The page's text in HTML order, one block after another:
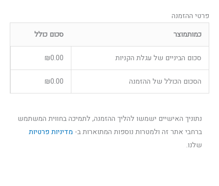
פרטי ההזמנה
מוצרכמות סכום כולל
סכום הביניים של עגלת הקניות ₪0.00
הסכום הכולל של ההזמנה ₪0.00
נתוניך האישיים ישמשו להליך ההזמנה, לתמיכה בחווית המשתמש
ברחבי אתר זה ולמטרות נוספות המתוארות ב- מדיניות פרטיות
שלנו.